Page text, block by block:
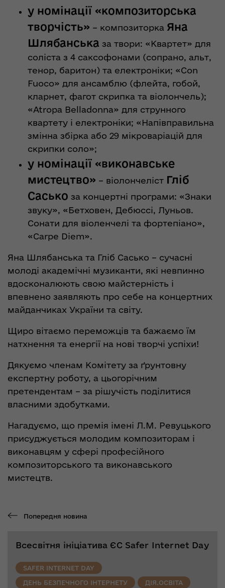
у номінації «композиторська
творчість» – композиторка Яна
Шлябанська за твори: «Квартет» для
соліста з 4 саксофонами (сопрано, альт,
тенор, баритон) та електроніки; «Con
Fuoco» для ансамблю (флейта, гобой,
кларнет, фагот скрипка та віолончель);
«Atropa Belladonna» для струнного
квартету і електроніки; «Напівправильна
змінна збірка або 29 мікроваріацій для
скрипки соло»;
у номінації «виконавське
мистецтво» – віолончеліст Гліб
Сасько за концертні програми: «Знаки
звуку», «Бетховен, Дебюссі, Луньов.
Сонати для віоленчелі та фортепіано»,
«Carpe Diem».
Яна Шлябанська та Гліб Сасько – сучасні
молоді академічні музиканти, які невпинно
вдосконалюють свою майстерність і
впевнено заявляють про себе на концертних
майданчиках України та світу.
Щиро вітаємо переможців та бажаємо їм
натхнення та енергії на нові творчі успіхи!
Дякуємо членам Комітету за ґрунтовну
експертну роботу, а цьогорічним
претендентам – за рішучість поділитися
власними здобутками.
Нагадуємо, що премія імені Л.М. Ревуцького
присуджується молодим композиторам і
виконавцям у сфері професійного
композиторського та виконавського
мистецтв.
Попередня новина
Всесвітня ініціатива ЄС Safer Internet Day
SAFER INTERNET DAY
ДЕНЬ БЕЗПЕЧНОГО ІНТЕРНЕТУ ДІЯ.ОСВІТА